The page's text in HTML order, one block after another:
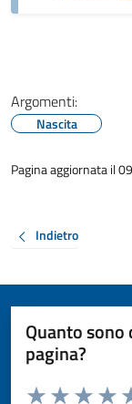
Argomenti:
Nascita
Pagina aggiornata il
Indietro
Quanto
pagina?
Valuta da 1 a 5